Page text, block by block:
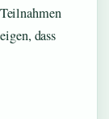
dass